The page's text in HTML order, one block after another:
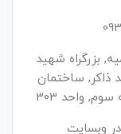
بزرگراه شهید
ذاکر, ساختمان
واحد 303
وبسایت